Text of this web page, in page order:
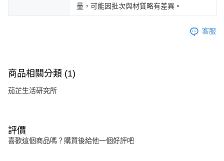
量，可能因批次與材質略有差異。
客服
商品相關分類 (1)
茄芷生活研究所
評價
喜歡這個商品嗎？購買後給他一個好評吧